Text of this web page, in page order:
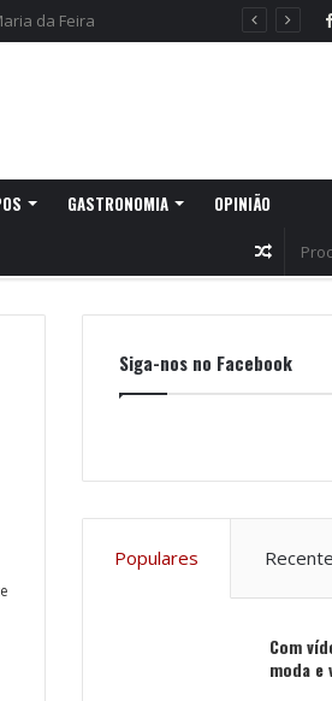
GASTRONOMIA OPINIÃO
Siga-nos no Facebook
Populares
Com
moda